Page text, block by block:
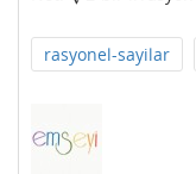
rasyonel-sayilar